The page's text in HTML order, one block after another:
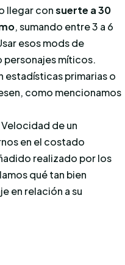
llegar consuerte a 30
, sumando entre 3 a 6
esos mods de
personajes míticos.
estadísticas primarias o
como mencionamos
de un
en el costado
realizado por los
qué tan bien
en relación a su